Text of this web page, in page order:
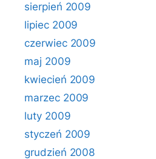
sierpień 2009
lipiec 2009
czerwiec 2009
maj 2009
kwiecień 2009
marzec 2009
luty 2009
styczeń 2009
grudzień 2008